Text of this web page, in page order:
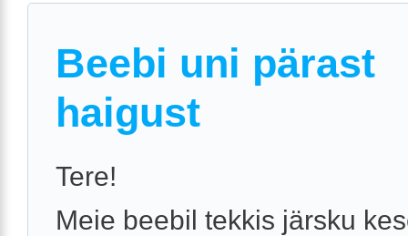
Beebi uni pärast
haigust
Tere!
Meie beebil tekkis järsku